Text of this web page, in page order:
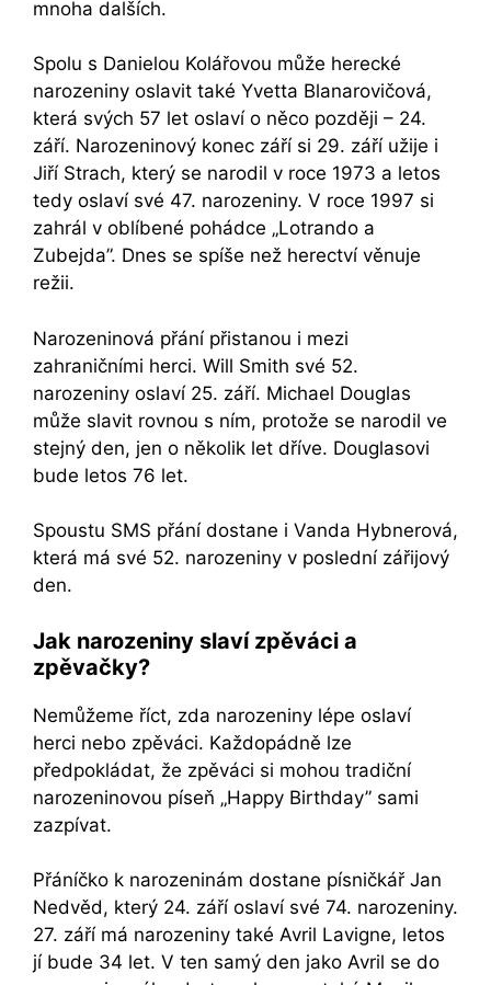
mnoha dalších.
Spolu s Danielou Kolářovou může herecké
narozeniny oslavit také Yvetta Blanarovičová,
která svých 57 let oslaví o něco později – 24.
září. Narozeninový konec září si 29. září užije i
Jiří Strach, který se narodil v roce 1973 a letos
tedy oslaví své 47. narozeniny. V roce 1997 si
zahrál v oblíbené pohádce „Lotrando a
Zubejda”. Dnes se spíše než herectví věnuje
režii.
Narozeninová přání přistanou i mezi
zahraničními herci. Will Smith své 52.
narozeniny oslaví 25. září. Michael Douglas
může slavit rovnou s ním, protože se narodil ve
stejný den, jen o několik let dříve. Douglasovi
bude letos 76 let.
Spoustu SMS přání dostane i Vanda Hybnerová,
která má své 52. narozeniny v poslední zářijový
den.
Jak narozeniny slaví zpěváci a
zpěvačky?
Nemůžeme říct, zda narozeniny lépe oslaví
herci nebo zpěváci. Každopádně lze
předpokládat, že zpěváci si mohou tradiční
narozeninovou píseň „Happy Birthday” sami
zazpívat.
Přáníčko k narozeninám dostane písničkář Jan
Nedvěd, který 24. září oslaví své 74. narozeniny.
27. září má narozeniny také Avril Lavigne, letos
jí bude 34 let. V ten samý den jako Avril se do